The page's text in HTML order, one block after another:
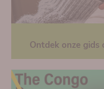
Ontdek onze gids